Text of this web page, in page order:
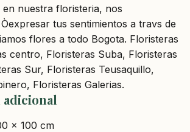
en nuestra floristeria, nos
tus sentimientos a travs de
flores a todo Bogota. Floristeras
centro, Floristeras Suba, Floristeras
Sur, Floristeras Teusaquillo,
Floristeras Galerias.
× 100 cm